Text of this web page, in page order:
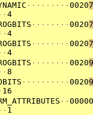
· · · · · · · · · 0020
· · 4
· · · · · · · · 0020
· · 4
· · · · · · · · 0020
· · 4
· · · · · · · · 0020
· · 8
· · · · · · · · · · 0020
· 16
· ·
· · 1